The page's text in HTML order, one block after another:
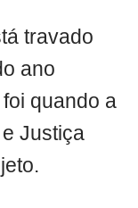
travado
ano
quando a
Justiça